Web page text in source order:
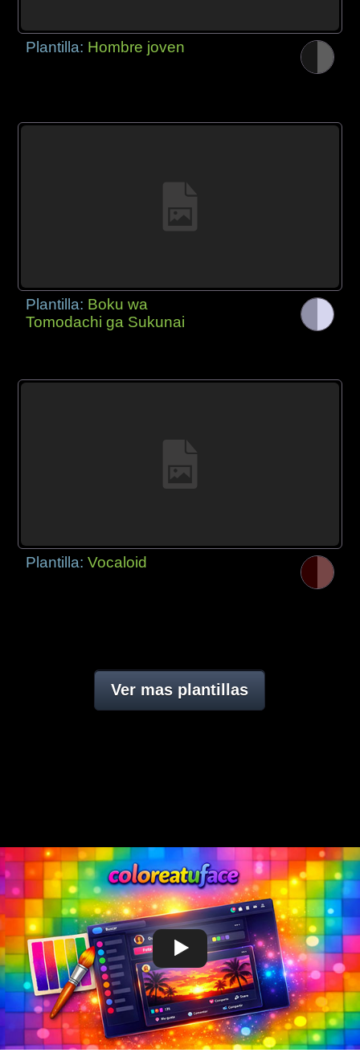
Plantilla: Hombre joven
Plantilla: Boku wa
Tomodachi ga Sukunai
Plantilla:Vocaloid
Ver mas plantillas